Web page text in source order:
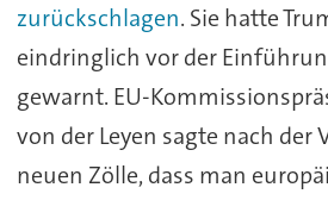
zurückschlagen. Sie hatte
eindringlich vor der
gewarnt. EU-
von der Leyen sagte nach der
neuen Zölle, dass man